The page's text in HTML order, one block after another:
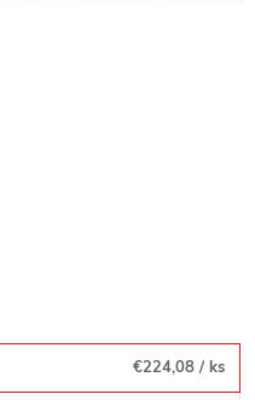
€224,08 / ks